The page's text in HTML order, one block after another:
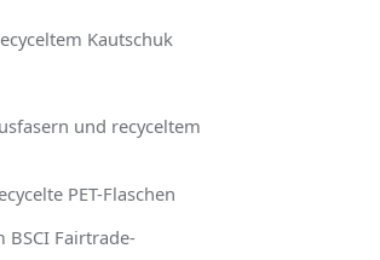
Kautschuk
und recyceltem
PET-Flaschen
BSCI Fairtrade-